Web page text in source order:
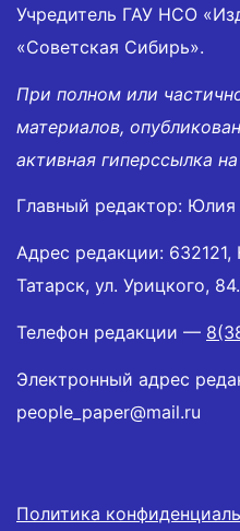
Учредитель ГАУ НСО
«Советская Сибирь».
При полном или
материалов,
активная гиперссылка
Главный редактор:
Адрес редакции: 632121,
Татарск, ул. Урицкого, 84.
Телефон редакции —
Электронный адрес
people_paper@mail.ru
Политика